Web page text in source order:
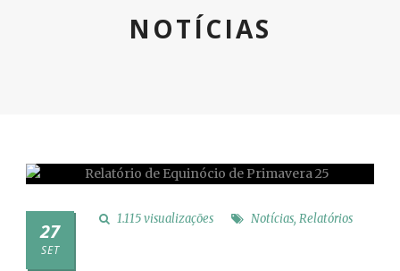
NOTÍCIAS
27
SET
1.115 visualizações Notícias, Relatórios